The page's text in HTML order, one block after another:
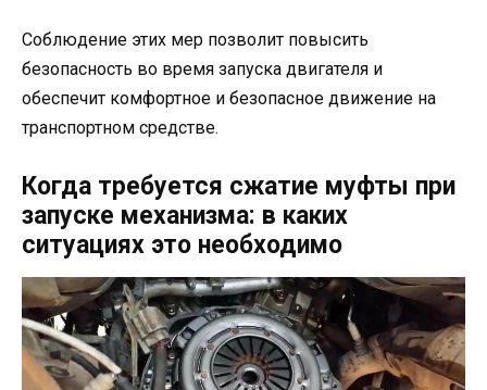
Соблюдение этих мер позволит повысить
безопасность во время запуска двигателя и
обеспечит комфортное и безопасное движение на
транспортном средстве.
Когда требуется сжатие муфты при
запуске механизма: в каких
ситуациях это необходимо